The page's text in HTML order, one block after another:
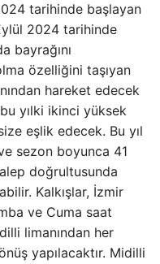
tarihinde başlayan
2024 tarihinde
bayrağını
özelliğini taşıyan
hareket edecek
yılki ikinci yüksek
eşlik edecek. Bu yıl
sezon boyunca 41
doğrultusunda
Kalkışlar, İzmir
ve Cuma saat
limanından her
yapılacaktır. Midilli